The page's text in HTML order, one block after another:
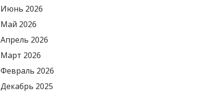
Июнь 2026
Май 2026
Апрель 2026
Март 2026
Февраль 2026
Декабрь 2025